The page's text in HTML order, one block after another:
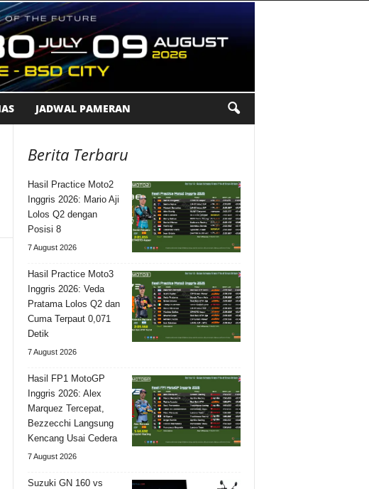
JADWAL PAMERAN
Berita Terbaru
Hasil Practice Moto2
Inggris 2026: Mario Aji
Lolos Q2 dengan
Posisi 8
7 August 2026
Hasil Practice Moto3
Inggris 2026: Veda
Pratama Lolos Q2 dan
Cuma Terpaut 0,071
Detik
7 August 2026
Hasil FP1 MotoGP
Inggris 2026: Alex
Marquez Tercepat,
Bezzecchi Langsung
Kencang Usai Cedera
7 August 2026
Suzuki GN 160 vs